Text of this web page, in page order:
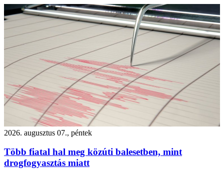
2026. augusztus 07., péntek
Több fiatal hal meg közúti balesetben, mint
drogfogyasztás miatt